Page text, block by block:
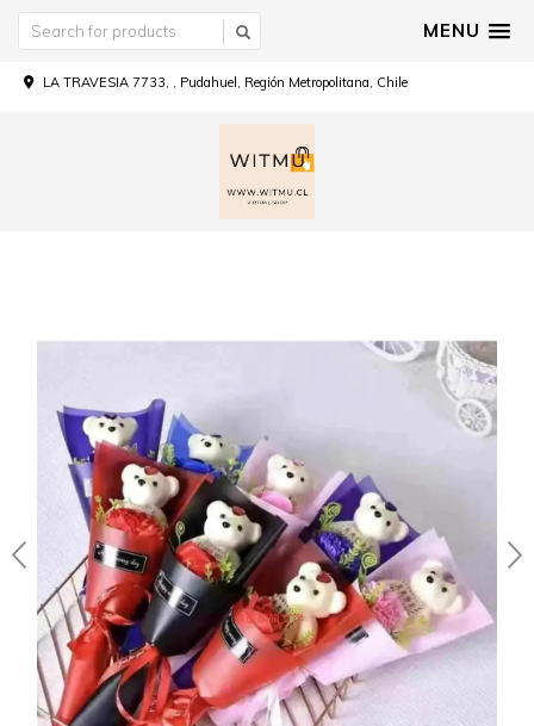
MENU
LA TRAVESIA 7733, , Pudahuel, Región Metropolitana, Chile